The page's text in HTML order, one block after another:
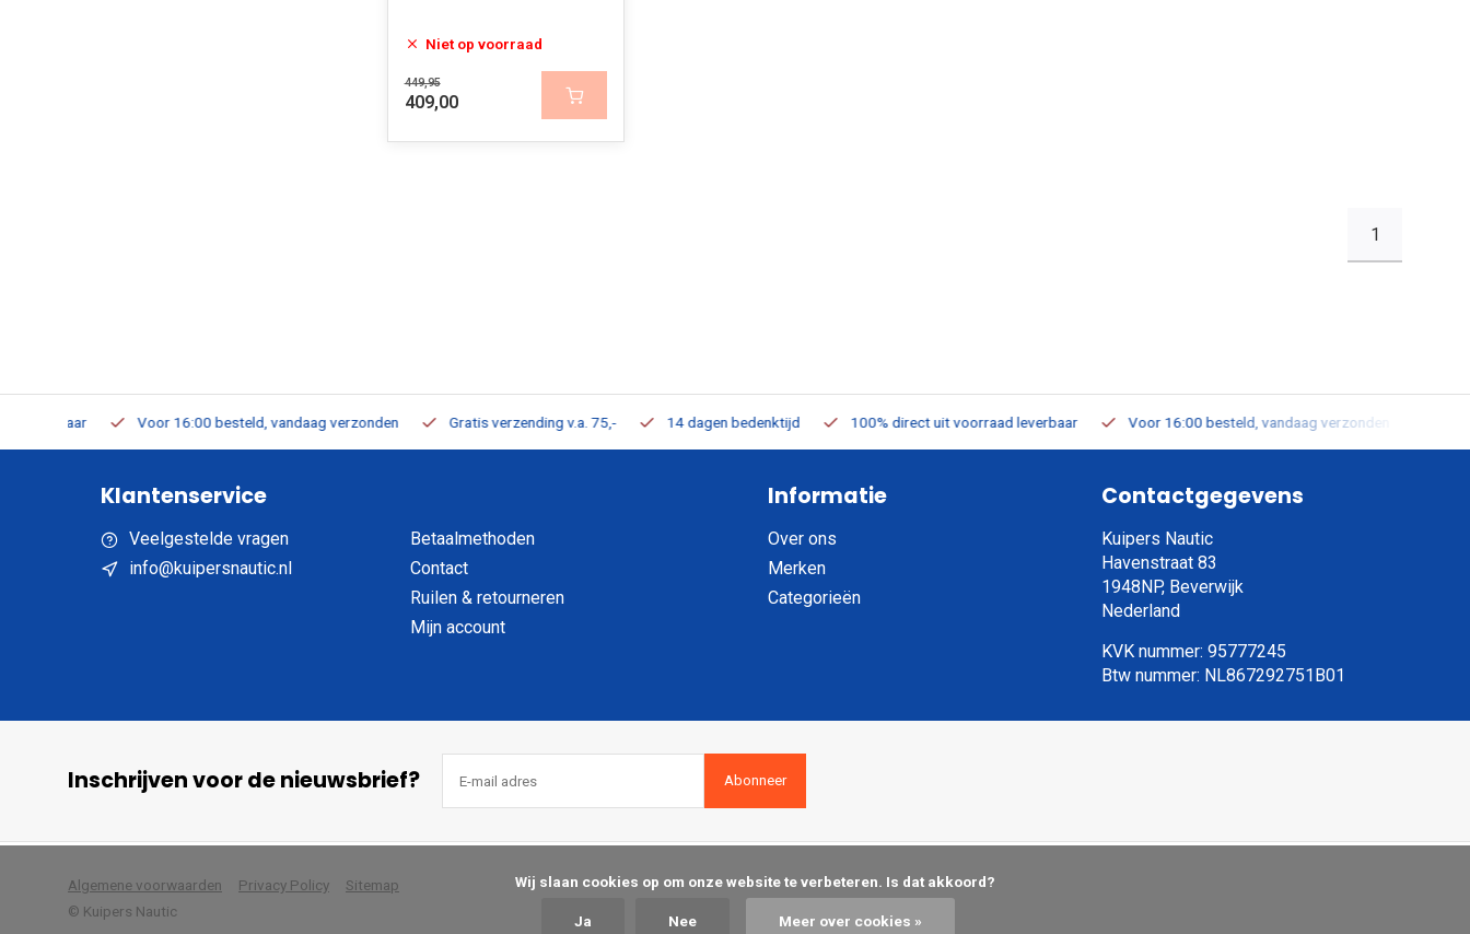
Niet op voorraad
449,95
409,00
1
Voor 16:00 besteld, vandaag verzonden Gratis verzending v.a. 75,- 14 dagen bedenktijd 100% direct uit voorraad leverbaar Voor 16:00 besteld, vandaag verzonden
Klantenservice
Veelgestelde vragen
info@kuipersnautic.nl
Betaalmethoden
Contact
Ruilen & retourneren
Mijn account
Informatie
Over ons
Merken
Categorieën
Contactgegevens
Kuipers Nautic
Havenstraat 83
1948NP, Beverwijk
Nederland
KVK nummer: 95777245
Btw nummer: NL867292751B01
Inschrijven voor de nieuwsbrief? Abonneer
Algemene voorwaarden Privacy Policy
Sitemap
© Kuipers Nautic
Ja Nee Meer over cookies »